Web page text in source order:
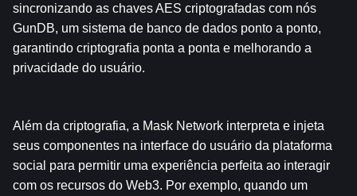
sincronizando as chaves AES criptografadas com nós
GunDB, um sistema de banco de dados ponto a ponto,
garantindo criptografia ponta a ponta e melhorando a
privacidade do usuário.
Além da criptografia, a Mask Network interpreta e injeta
seus componentes na interface do usuário da plataforma
social para permitir uma experiência perfeita ao interagir
com os recursos do Web3. Por exemplo, quando um